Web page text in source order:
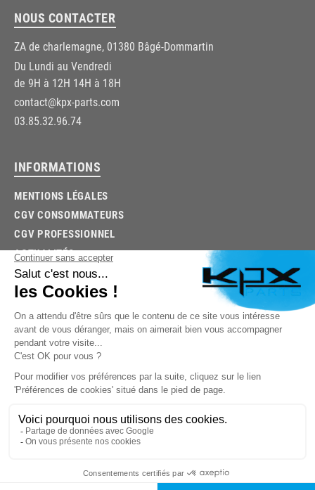
03.85.32.96.74
© 2026 -KPX PARTS- SITE CRÉÉ PARLET'S CLIC
NOUS CONTACTER
ZA de charlemagne, 01380 Bâgé-Dommartin
Du Lundi au Vendredi
de 9H à 12H 14H à 18H
contact@kpx-parts.com
03.85.32.96.74
INFORMATIONS
MENTIONS LÉGALES
CGV CONSOMMATEURS
CGV PROFESSIONNEL
ACTUALITÉS
TROUVEZ LA BONNE PIÈCE RAPIDEMENT